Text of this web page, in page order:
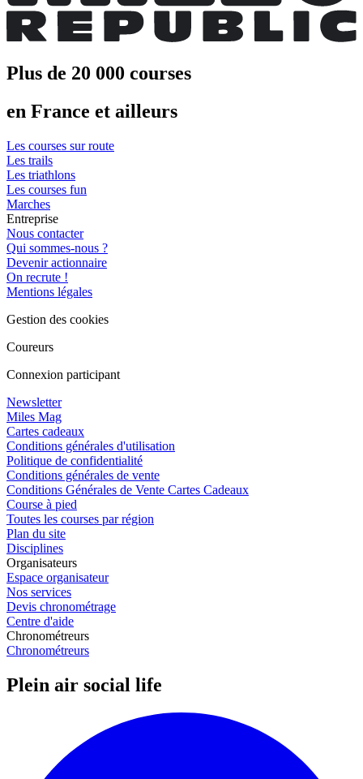
Plus de 20 000 courses
en France et ailleurs
Les courses sur route
Les trails
Les triathlons
Les courses fun
Marches
Entreprise
Nous contacter
Qui sommes-nous ?
Devenir actionnaire
On recrute !
Mentions légales
Gestion des cookies
Coureurs
Connexion participant
Newsletter
Miles Mag
Cartes cadeaux
Conditions générales d'utilisation
Politique de confidentialité
Conditions générales de vente
Conditions Générales de Vente Cartes Cadeaux
Course à pied
Toutes les courses par région
Plan du site
Disciplines
Organisateurs
Espace organisateur
Nos services
Devis chronométrage
Centre d'aide
Chronométreurs
Chronométreurs
Plein air social life